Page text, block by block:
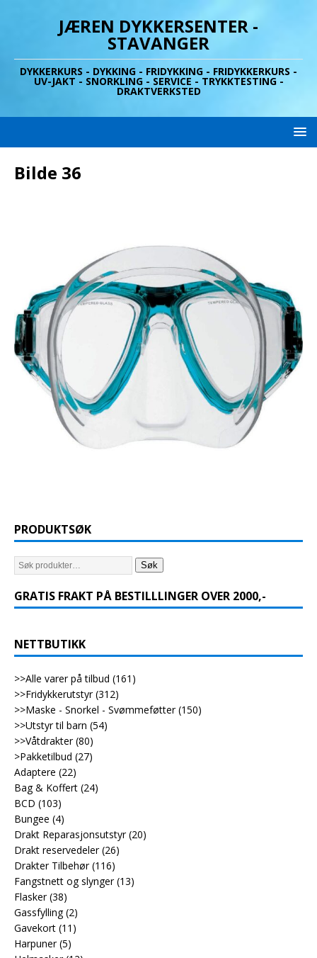
JÆREN DYKKERSENTER -
STAVANGER
DYKKERKURS - DYKKING - FRIDYKKING - FRIDYKKERKURS -
UV-JAKT - SNORKLING - SERVICE - TRYKKTESTING -
DRAKTVERKSTED
Bilde 36
PRODUKTSØK
Søk
GRATIS FRAKT PÅ BESTILLLINGER OVER 2000,-
NETTBUTIKK
>>Alle varer på tilbud (161)
>>Fridykkerutstyr (312)
>>Maske - Snorkel - Svømmeføtter (150)
>>Utstyr til barn (54)
>>Våtdrakter (80)
>Pakketilbud (27)
Adaptere (22)
Bag & Koffert (24)
BCD (103)
Bungee (4)
Drakt Reparasjonsutstyr (20)
Drakt reservedeler (26)
Drakter Tilbehør (116)
Fangstnett og slynger (13)
Flasker (38)
Gassfylling (2)
Gavekort (11)
Harpuner (5)